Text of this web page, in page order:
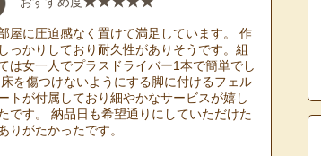
屋に圧迫感なく置けて満足しています。 作
っかりしており耐久性がありそうです。組
は女一人でプラスドライバー1本で簡単でし
を傷つけないようにする脚に付けるフェル
トが付属しており細やかなサービスが嬉し
です。 納品日も希望通りにしていただけた
りがたかったです。